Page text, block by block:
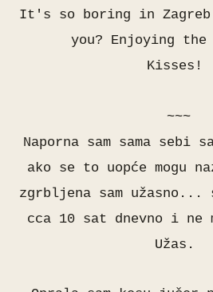
It's so boring in
you? Enjoying the
Kisses!
~~~
Naporna sam sama sebi
ako se to uopće mogu
zgrbljena sam užasno...
cca 10 sat dnevno i ne
Užas.